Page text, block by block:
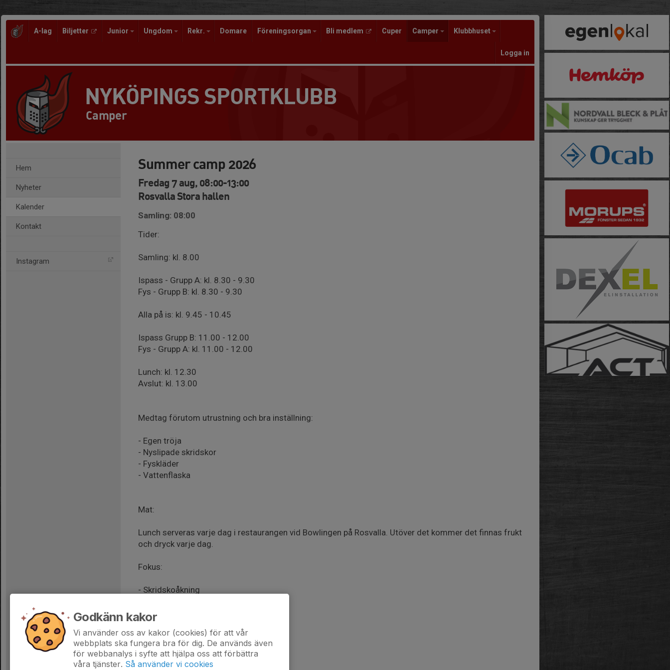
A-lag Biljetter Junior Ungdom Rekr. Domare Föreningsorgan Bli medlem Cuper Camper Klubbhuset
Logga in
NYKÖPINGS SPORTKLUBB
Camper
Hem
Nyheter
Kalender
Kontakt
Instagram
Summer camp 2026
Fredag 7 aug, 08:00-13:00
Rosvalla Stora hallen
Samling: 08:00
Tider:
Samling: kl. 8.00
Ispass - Grupp A: kl. 8.30 - 9.30
Fys - Grupp B: kl. 8.30 - 9.30
Alla på is: kl. 9.45 - 10.45
Ispass Grupp B: 11.00 - 12.00
Fys - Grupp A: kl. 11.00 - 12.00
Lunch: kl. 12.30
Avslut: kl. 13.00
Medtag förutom utrustning och bra inställning:
- Egen tröja
- Nyslipade skridskor
- Fyskläder
- Vattenflaska
Mat:
Lunch serveras varje dag i restaurangen vid Bowlingen på Rosvalla. Utöver det kommer det finnas frukt
och dryck varje dag.
Fokus:
- Skridskoåkning
- Kamp
Godkänn kakor
Vi använder oss av kakor (cookies) för att vår
webbplats ska fungera bra för dig. De används även
för webbanalys i syfte att hjälpa oss att förbättra
våra tjänster. Så använder vi cookies